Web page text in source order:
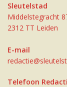
Sleutelstad
Middelstegracht
2312 TT Leiden
E-mail
Telefoon